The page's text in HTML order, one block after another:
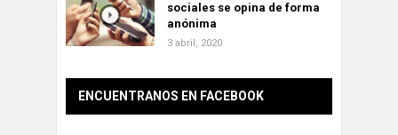
sociales se opina de forma
anónima
3 abril, 2020
ENCUENTRANOS EN FACEBOOK